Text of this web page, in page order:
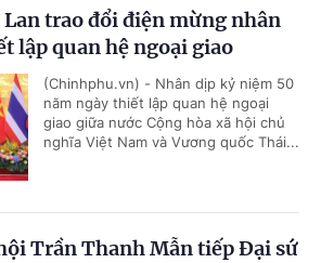
trao đổi điện mừng nhân
lập quan hệ ngoại giao
(Chinhphu.vn) - Nhân dịp kỷ niệm 50
năm ngày thiết lập quan hệ ngoại
giao giữa nước Cộng hòa xã hội chủ
nghĩa Việt Nam và Vương quốc Thái...
Trần Thanh Mẫn tiếp Đại sứ